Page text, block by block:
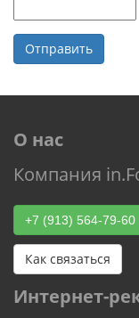
О нас
Компания
+7 (913) 564-79-60
Как связаться
Интернет-